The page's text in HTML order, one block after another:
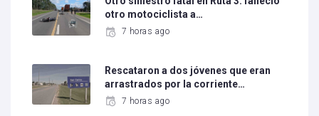
otro motociclista a…
7 horas ago
Rescataron a dos jóvenes que eran
arrastrados por la corriente…
7 horas ago